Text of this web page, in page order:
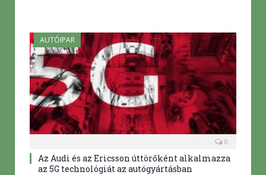
AUTÓIPAR
0
Az Audi és az Ericsson úttörőként alkalmazza
az 5G technológiát az autógyártásban